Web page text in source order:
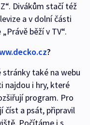
Divákům stačí též
a v dolní části
běží v TV“.
?
stránky také na webu
najdou i hry, které
program. Pro
číst a psát, připravil